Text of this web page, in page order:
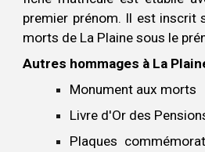
premier prénom. Il est inscrit
morts de La Plaine sous le
Autres hommages à La
Monument aux morts
Livre d'Or des
Plaques